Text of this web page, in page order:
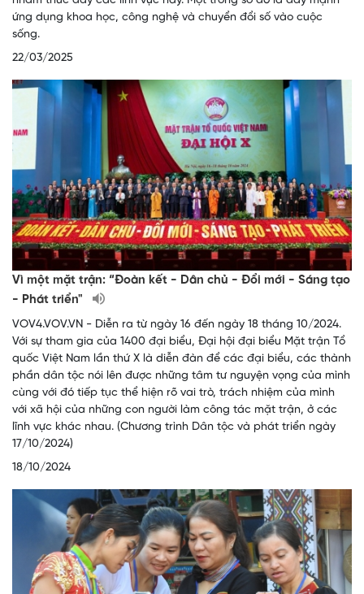
ứng dụng khoa học, công nghệ và chuyển đổi số vào cuộc
sống.
22/03/2025
Vì một mặt trận: “Đoàn kết - Dân chủ - Đổi mới - Sáng tạo
- Phát triển"
VOV4.VOV.VN - Diễn ra từ ngày 16 đến ngày 18 tháng 10/2024.
Với sự tham gia của 1400 đại biểu, Đại hội đại biểu Mặt trận Tổ
quốc Việt Nam lần thứ X là diễn đàn để các đại biểu, các thành
phần dân tộc nói lên được những tâm tư nguyện vọng của mình
cùng với đó tiếp tục thể hiện rõ vai trò, trách nhiệm của mình
với xã hội của những con người làm công tác mặt trận, ở các
lĩnh vực khác nhau. (Chương trình Dân tộc và phát triển ngày
17/10/2024)
18/10/2024